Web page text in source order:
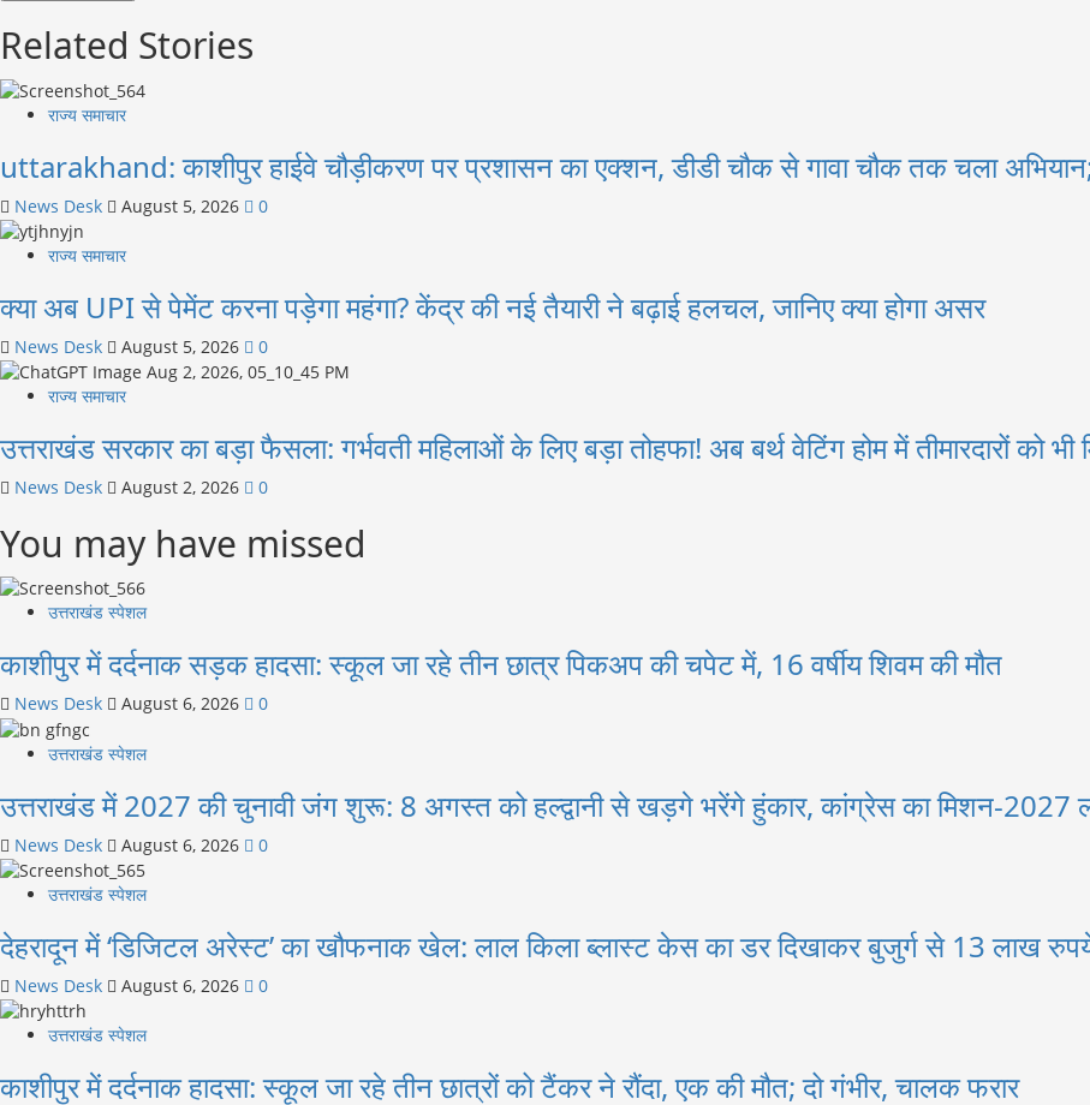
Related Stories
राज्य समाचार
uttarakhand: काशीपुर हाईवे चौड़ीकरण पर प्रशासन का एक्शन, डीडी चौक से गावा चौक तक चला
News Desk August 5, 2026 0
राज्य समाचार
क्या अब UPI से पेमेंट करना पड़ेगा महंगा? केंद्र की नई तैयारी ने बढ़ाई हलचल, जानिए क्या होगा असर
News Desk August 5, 2026 0
राज्य समाचार
उत्तराखंड सरकार का बड़ा फैसला: गर्भवती महिलाओं के लिए बड़ा तोहफा! अब बर्थ वेटिंग होम में तीमारदारों को
News Desk August 2, 2026 0
You may have missed
उत्तराखंड स्पेशल
काशीपुर में दर्दनाक सड़क हादसा: स्कूल जा रहे तीन छात्र पिकअप की चपेट में, 16 वर्षीय शिवम की मौत
News Desk August 6, 2026 0
उत्तराखंड स्पेशल
उत्तराखंड में 2027 की चुनावी जंग शुरू: 8 अगस्त को हल्द्वानी से खड़गे भरेंगे हुंकार, कांग्रेस का मिशन-2027
News Desk August 6, 2026 0
उत्तराखंड स्पेशल
देहरादून में ‘डिजिटल अरेस्ट’ का खौफनाक खेल: लाल किला ब्लास्ट केस का डर दिखाकर बुजुर्ग से 13 लाख
News Desk August 6, 2026 0
उत्तराखंड स्पेशल
काशीपुर में दर्दनाक हादसा: स्कूल जा रहे तीन छात्रों को टैंकर ने रौंदा, एक की मौत; दो गंभीर, चालक फरार